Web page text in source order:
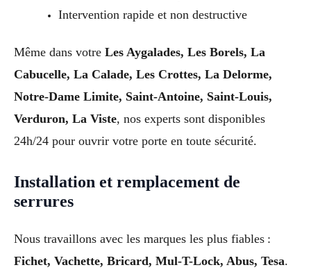
Intervention rapide et non destructive
Même dans votre Les Aygalades, Les Borels, La
Cabucelle, La Calade, Les Crottes, La Delorme,
Notre-Dame Limite, Saint-Antoine, Saint-Louis,
Verduron, La Viste, nos experts sont disponibles
24h/24 pour ouvrir votre porte en toute sécurité.
Installation et remplacement de
serrures
Nous travaillons avec les marques les plus fiables :
Fichet, Vachette, Bricard, Mul-T-Lock, Abus, Tesa.